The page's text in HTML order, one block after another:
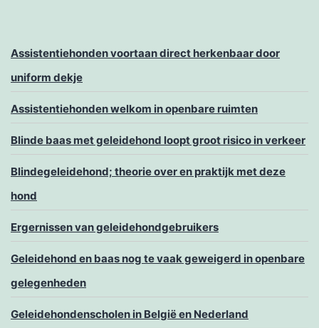
Assistentiehonden voortaan direct herkenbaar door
uniform dekje
Assistentiehonden welkom in openbare ruimten
Blinde baas met geleidehond loopt groot risico in verkeer
Blindegeleidehond; theorie over en praktijk met deze
hond
Ergernissen van geleidehondgebruikers
Geleidehond en baas nog te vaak geweigerd in openbare
gelegenheden
Geleidehondenscholen in België en Nederland